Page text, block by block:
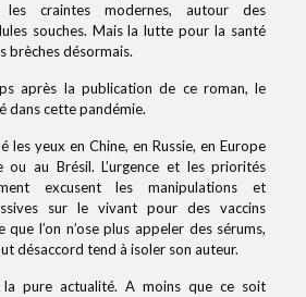
les craintes modernes, autour des
souches. Mais la lutte pour la santé
brèches désormais.
après la publication de ce roman, le
dans cette pandémie.
les yeux en Chine, en Russie, en Europe
ou au Brésil. L’urgence et les priorités
excusent les manipulations et
sur le vivant pour des vaccins
que l’on n’ose plus appeler des sérums,
désaccord tend à isoler son auteur.
pure actualité. A moins que ce soit